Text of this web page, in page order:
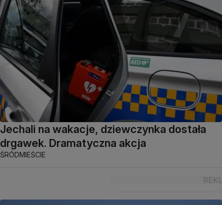
Jechali na wakacje, dziewczynka dostała
drgawek. Dramatyczna akcja
ŚRÓDMIEŚCIE